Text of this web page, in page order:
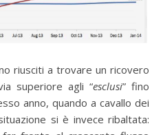
riusciti a trovare un ricovero
superiore agli “esclusi” fino
anno, quando a cavallo dei
si è invece ribaltata: